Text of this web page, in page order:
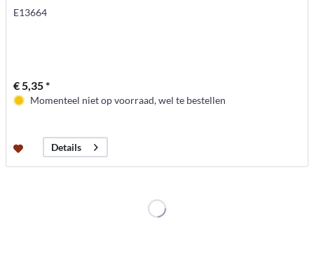
E13664
€ 5,35 *
Momenteel niet op voorraad, wel te bestellen
Details